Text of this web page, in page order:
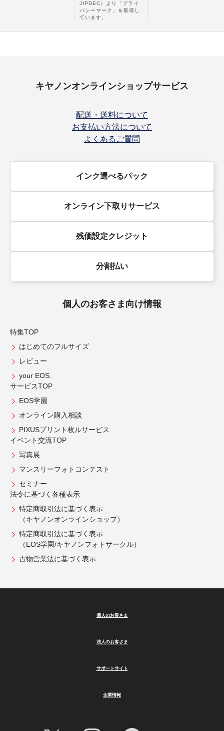
JIPDEC）より「プライ
バシーマーク」を取得し
ています。
キヤノンオンラインショップサービス
配送・送料について
お支払い方法について
よくあるご質問
インク選べるパック
オンライン下取りサービス
残価設定クレジット
分割払い
個人のお客さま向け情報
特集TOP
はじめてのフルサイズ
レビュー
your EOS.
サービスTOP
EOS学園
オンライン購入相談
PIXUSプリント枚ルサービス
イベント交流TOP
写真展
マンスリーフォトコンテスト
セミナー
法令に基づく各種表示
特定商取引法に基づく表示
（キヤノンオンラインショップ）
特定商取引法に基づく表示
（EOS学園/キヤノンフォトサークル）
古物営業法に基づく表示
個人のお客さま
法人のお客さま
サポートサイト
企業情報